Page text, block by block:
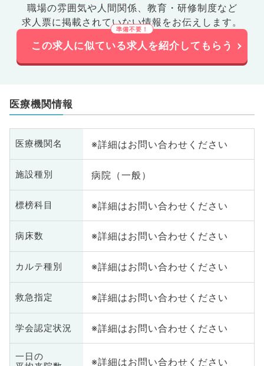
職場の雰囲気や人間関係、 教育・研修制度など
求人票に掲載されていない情報をお伝えします。
この求人に似ている求人を紹介してもらう
医療機関情報
医療機関名 ※詳細はお問い合わせください
施設種別 病院（一般）
標榜科目 ※詳細はお問い合わせください
病床数 ※詳細はお問い合わせください
カルテ種別 ※詳細はお問い合わせください
救急指定 ※詳細はお問い合わせください
学会認定状況 ※詳細はお問い合わせください
一日の
※詳細はお問い合わせください